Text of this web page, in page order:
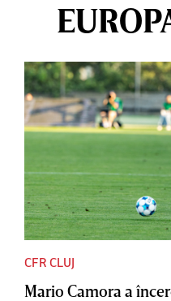
CFR CLUJ
Mario Camora a